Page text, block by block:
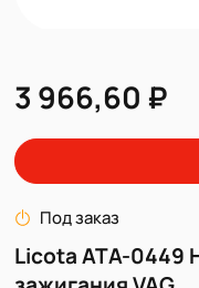
3 966,60 ₽
Под заказ
Licota ATA-0449